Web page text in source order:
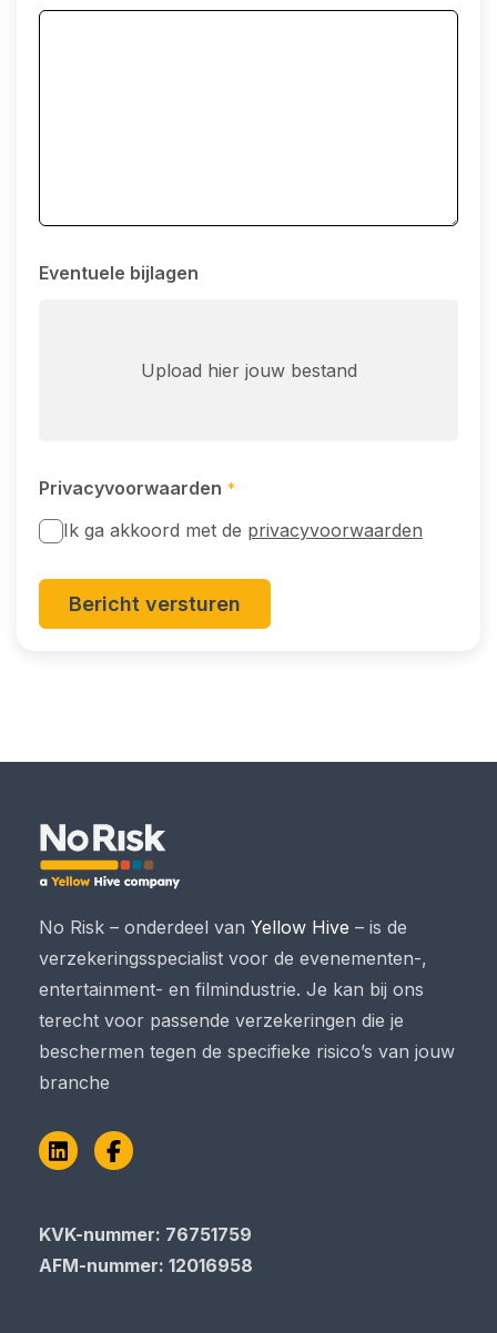
Eventuele bijlagen
Upload hier jouw bestand
Privacyvoorwaarden *
Ik ga akkoord met de privacyvoorwaarden
Bericht versturen
No Risk – onderdeel van Yellow Hive – is de
verzekeringsspecialist voor de evenementen-,
entertainment- en filmindustrie. Je kan bij ons
terecht voor passende verzekeringen die je
beschermen tegen de specifieke risico’s van jouw
branche
LinkedInFacebook
KVK-nummer: 76751759
AFM-nummer: 12016958